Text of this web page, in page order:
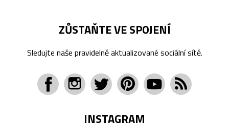
ZŮSTAŇTE VE SPOJENÍ
Sledujte naše pravidelně aktualizované sociální sítě.
INSTAGRAM